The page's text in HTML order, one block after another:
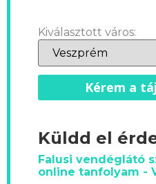
Kiválasztott város:
Kérem a
Küldd el
Falusi vendéglátó
online tanfolyam -